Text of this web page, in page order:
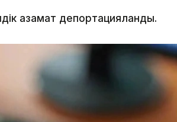
азамат депортацияланды.